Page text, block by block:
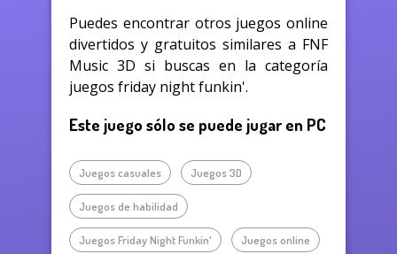
Puedes encontrar otros juegos online
divertidos y gratuitos similares a FNF
Music 3D si buscas en la categoría
juegos friday night funkin'.
Este juego sólo se puede jugar en PC
Juegos casuales Juegos 3D
Juegos de habilidad
Juegos Friday Night Funkin' Juegos online